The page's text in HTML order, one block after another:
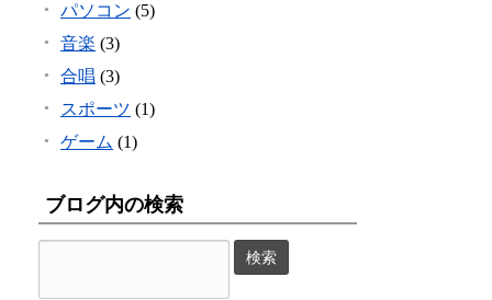
パソコン (5)
音楽 (3)
合唱 (3)
スポーツ (1)
ゲーム (1)
ブログ内の検索